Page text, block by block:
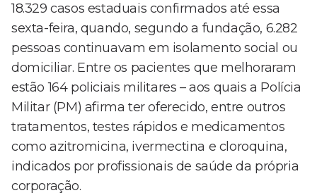
18.329 casos estaduais confirmados até essa
sexta-feira, quando, segundo a fundação, 6.282
pessoas continuavam em isolamento social ou
domiciliar. Entre os pacientes que melhoraram
estão 164 policiais militares – aos quais a Polícia
Militar (PM) afirma ter oferecido, entre outros
tratamentos, testes rápidos e medicamentos
como azitromicina, ivermectina e cloroquina,
indicados por profissionais de saúde da própria
corporação.